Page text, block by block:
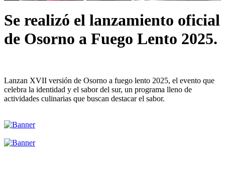
Se realizó el lanzamiento oficial
de Osorno a Fuego Lento 2025.
Lanzan XVII versión de Osorno a fuego lento 2025, el evento que
celebra la identidad y el sabor del sur, un programa lleno de
actividades culinarias que buscan destacar el sabor.